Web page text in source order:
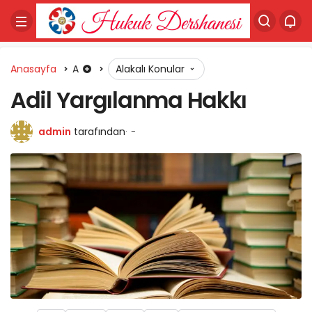
Anasayfa A Alakalı Konular
Adil Yargılanma Hakkı
admin tarafından -